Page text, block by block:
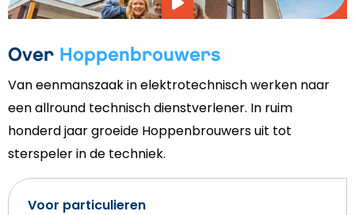
Over Hoppenbrouwers
Van eenmanszaak in elektrotechnisch werken naar
een allround technisch dienstverlener. In ruim
honderd jaar groeide Hoppenbrouwers uit tot
sterspeler in de techniek.
Voor particulieren
Video